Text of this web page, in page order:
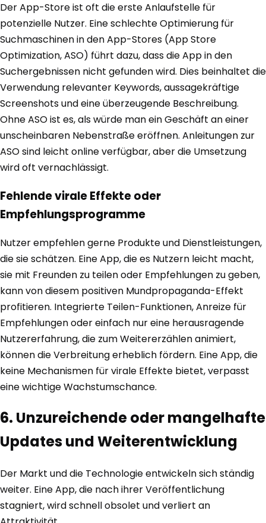
Der App-Store ist oft die erste Anlaufstelle für
potenzielle Nutzer. Eine schlechte Optimierung für
Suchmaschinen in den App-Stores (App Store
Optimization, ASO) führt dazu, dass die App in den
Suchergebnissen nicht gefunden wird. Dies beinhaltet die
Verwendung relevanter Keywords, aussagekräftige
Screenshots und eine überzeugende Beschreibung.
Ohne ASO ist es, als würde man ein Geschäft an einer
unscheinbaren Nebenstraße eröffnen. Anleitungen zur
ASO sind leicht online verfügbar, aber die Umsetzung
wird oft vernachlässigt.
Fehlende virale Effekte oder
Empfehlungsprogramme
Nutzer empfehlen gerne Produkte und Dienstleistungen,
die sie schätzen. Eine App, die es Nutzern leicht macht,
sie mit Freunden zu teilen oder Empfehlungen zu geben,
kann von diesem positiven Mundpropaganda-Effekt
profitieren. Integrierte Teilen-Funktionen, Anreize für
Empfehlungen oder einfach nur eine herausragende
Nutzererfahrung, die zum Weitererzählen animiert,
können die Verbreitung erheblich fördern. Eine App, die
keine Mechanismen für virale Effekte bietet, verpasst
eine wichtige Wachstumschance.
6. Unzureichende oder mangelhafte
Updates und Weiterentwicklung
Der Markt und die Technologie entwickeln sich ständig
weiter. Eine App, die nach ihrer Veröffentlichung
stagniert, wird schnell obsolet und verliert an